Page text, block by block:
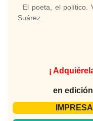
El poeta, el político.
Suárez.
¡
en
IMPRESA